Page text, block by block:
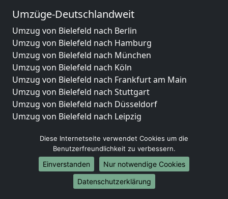
Umzüge-Deutschlandweit
Umzug von Bielefeld nach Berlin
Umzug von Bielefeld nach Hamburg
Umzug von Bielefeld nach München
Umzug von Bielefeld nach Köln
Umzug von Bielefeld nach Frankfurt am Main
Umzug von Bielefeld nach Stuttgart
Umzug von Bielefeld nach Düsseldorf
Umzug von Bielefeld nach Leipzig
Umzug von Bielefeld nach Essen
Umzug von Bielefeld nach Bremen
Umzug von Bielefeld nach Dresden
Umzug von Bielefeld nach Hannover
Umzug von Bielefeld nach Nürnberg
Diese Internetseite verwendet Cookies um die
Benutzerfreundlichkeit zu verbessern.
Einverstanden
Nur notwendige Cookies
Datenschutzerklärung